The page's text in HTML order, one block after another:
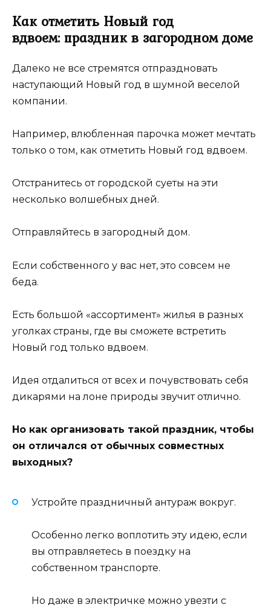
Как отметить Новый год
вдвоем: праздник в загородном доме
Далеко не все стремятся отпраздновать
наступающий Новый год в шумной веселой
компании.
Например, влюбленная парочка может мечтать
только о том, как отметить Новый год вдвоем.
Отстранитесь от городской суеты на эти
несколько волшебных дней.
Отправляйтесь в загородный дом.
Если собственного у вас нет, это совсем не
беда.
Есть большой «ассортимент» жилья в разных
уголках страны, где вы сможете встретить
Новый год только вдвоем.
Идея отдалиться от всех и почувствовать себя
дикарями на лоне природы звучит отлично.
Но как организовать такой праздник, чтобы
он отличался от обычных совместных
выходных?
Устройте праздничный антураж вокруг.
Особенно легко воплотить эту идею, если
вы отправляетесь в поездку на
собственном транспорте.
Но даже в электричке можно увезти с